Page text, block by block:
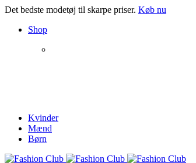
Det bedste modetøj til skarpe priser. Køb nu
Shop
Kvinder
Mænd
Børn